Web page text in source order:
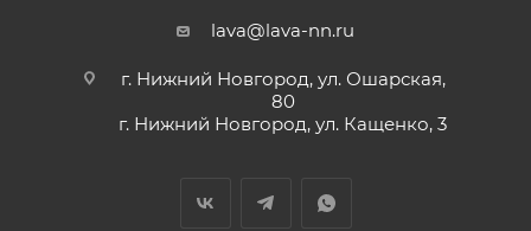
lava@lava-nn.ru
г. Нижний Новгород, ул. Ошарская,
80
г. Нижний Новгород, ул. Кащенко, 3